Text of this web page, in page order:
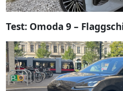
Test: Omoda 9 –